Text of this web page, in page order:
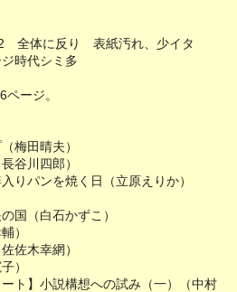
体に反り 表紙汚れ、少イタ
時代シミ多
ージ。
梅田晴夫）
谷川四郎）
りパンを焼く日（立原えりか）
国（白石かずこ）
）
佐木幸網）
）
ート】小説構想への試み（一）（中村